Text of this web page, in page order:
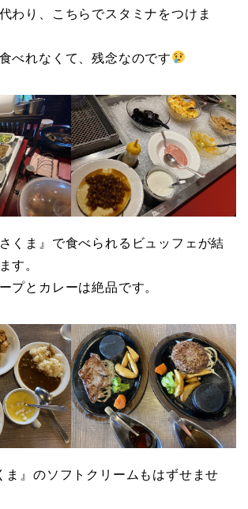
わり、こちらでスタミナをつけま
べれなくて、残念なのです
くま』で食べられるビュッフェが結
す。
プとカレーは絶品です。
ま』のソフトクリームもはずせませ